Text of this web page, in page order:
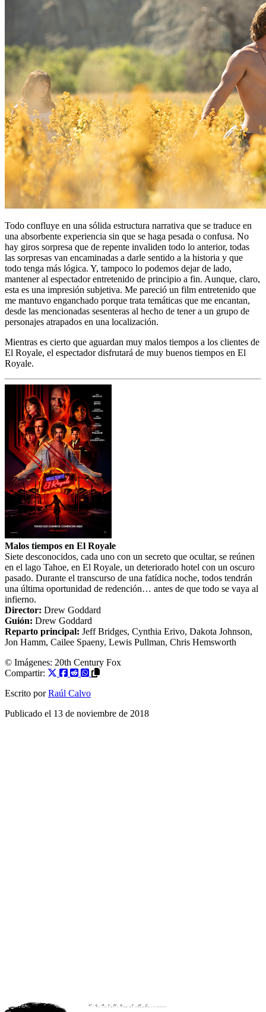
Todo confluye en una sólida estructura narrativa que se traduce en
una absorbente experiencia sin que se haga pesada o confusa. No
hay giros sorpresa que de repente invaliden todo lo anterior, todas
las sorpresas van encaminadas a darle sentido a la historia y que
todo tenga más lógica. Y, tampoco lo podemos dejar de lado,
mantener al espectador entretenido de principio a fin. Aunque, claro,
esta es una impresión subjetiva. Me pareció un film entretenido que
me mantuvo enganchado porque trata temáticas que me encantan,
desde las mencionadas sesenteras al hecho de tener a un grupo de
personajes atrapados en una localización.
Mientras es cierto que aguardan muy malos tiempos a los clientes de
El Royale, el espectador disfrutará de muy buenos tiempos en El
Royale.
Malos tiempos en El Royale
Siete desconocidos, cada uno con un secreto que ocultar, se reúnen
en el lago Tahoe, en El Royale, un deteriorado hotel con un oscuro
pasado. Durante el transcurso de una fatídica noche, todos tendrán
una última oportunidad de redención… antes de que todo se vaya al
infierno.
Director: Drew Goddard
Guión: Drew Goddard
Reparto principal: Jeff Bridges, Cynthia Erivo, Dakota Johnson,
Jon Hamm, Cailee Spaeny, Lewis Pullman, Chris Hemsworth
© Imágenes: 20th Century Fox
Compartir:
Escrito por Raúl Calvo
Publicado el 13 de noviembre de 2018